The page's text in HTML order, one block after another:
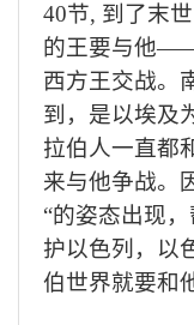
40节, 到了末世
的王要与他
西方王交战。
到，是以埃及
拉伯人一直都
来与他争战。
“的姿态出现
护以色列，以
伯世界就要和